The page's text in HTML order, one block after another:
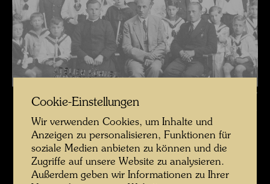
Friedrich Stowasser anlässlich der Erstkommunion , Fotograf: Atelier
Kindheit und Jugend
Bildergalerie öffnen
Cookie-Einstellungen
Wir verwenden Cookies, um Inhalte und
Anzeigen zu personalisieren, Funktionen für
soziale Medien anbieten zu können und die
Zugriffe auf unsere Website zu analysieren.
Außerdem geben wir Informationen zu Ihrer